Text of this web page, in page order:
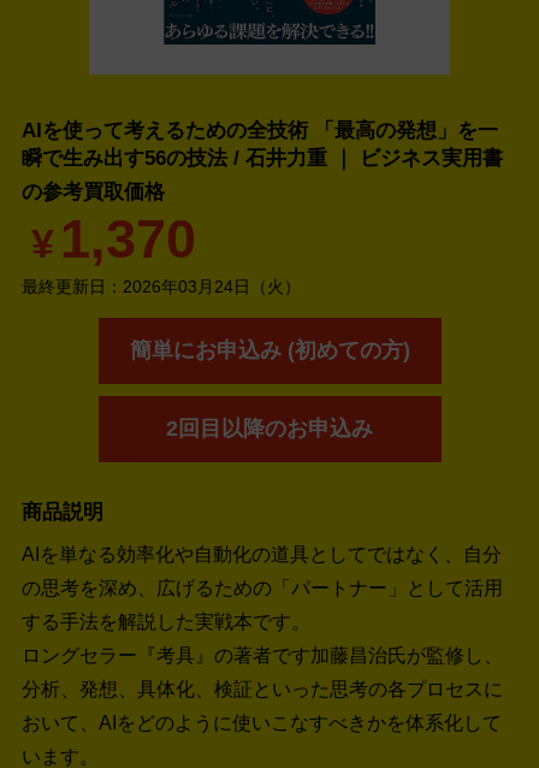
AIを使って考えるための全技術 「最高の発想」を一
瞬で生み出す56の技法 / 石井力重 ｜ ビジネス実用書
の参考買取価格
¥ 1,370
最終更新日： 2026年03月24日（火）
簡単にお申込み (初めての方)
2回目以降のお申込み
商品説明
AIを単なる効率化や自動化の道具としてではなく、自分
の思考を深め、広げるための「パートナー」として活用
する手法を解説した実戦本です。
ロングセラー『考具』の著者です加藤昌治氏が監修し、
分析、発想、具体化、検証といった思考の各プロセスに
おいて、AIをどのように使いこなすべきかを体系化して
います。